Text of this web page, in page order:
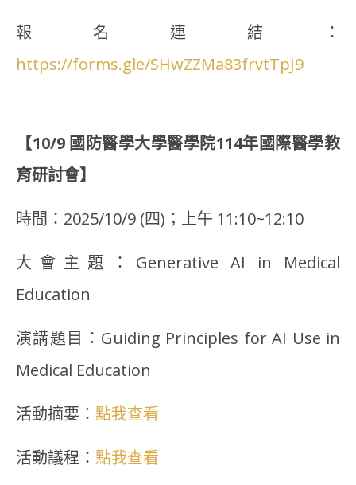
報名連結：
https://forms.gle/SHwZZMa83frvtTpJ9
【10/9 國防醫學大學醫學院114年國際醫學教
育研討會】
時間：2025/10/9 (四)；上午 11:10~12:10
大會主題：Generative AI in Medical
Education
演講題目：Guiding Principles for AI Use in
Medical Education
活動摘要： 點我查看
活動議程： 點我查看